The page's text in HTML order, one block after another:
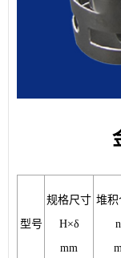
型号
规格尺寸
H×δ
mm
堆积
n